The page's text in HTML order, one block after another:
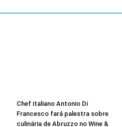
Chef italiano Antonio Di
Francesco fará palestra sobre
culinária de Abruzzo no Wine &